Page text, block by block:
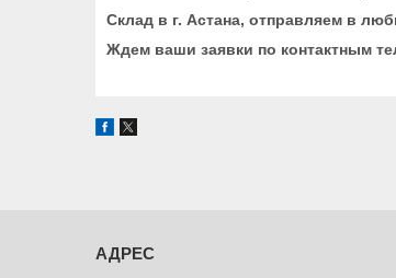
Склад в г. Астана, отправляем в
Ждем ваши заявки по контактным